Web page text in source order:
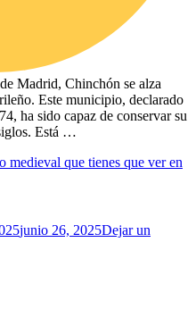
Madrid, Chinchón se alza
Este municipio, declarado
ha sido capaz de conservar su
Está …
medieval que tienes que ver en
junio 26, 2025Dejar un